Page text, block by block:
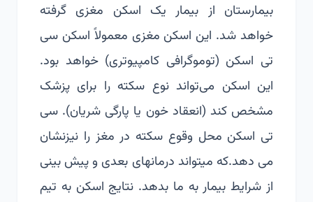
بیمارستان از بیمار یک اسکن مغزی گرفته
خواهد شد. این اسکن مغزی معمولاً اسکن سی
تی اسکن (توموگرافی کامپیوتری) خواهد بود.
این اسکن می‌تواند نوع سکته را برای پزشک
مشخص کند (انعقاد خون یا پارگی شریان). سی
تی اسکن محل وقوع سکته در مغز را نیزنشان
می دهد.که میتواند درمانهای بعدی و پیش بینی
از شرایط بیمار به ما بدهد. نتایج اسکن به تیم